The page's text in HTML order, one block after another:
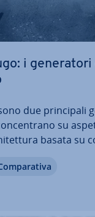
i
due prin­ci­pa­li
su
basata su
una semplice